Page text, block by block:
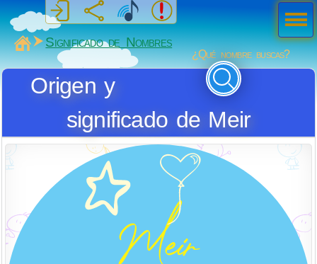
MiSabueso
Significado de Nombres
¿Qué nombre buscas?
Origen y
significado de Meir
Men
ú